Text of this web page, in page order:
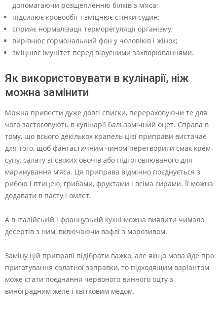
допомагаючи розщепленню білків з м’яса;
підсилює кровообіг і зміцнює стінки судин;
сприяє нормалізації терморегуляції організму;
вирівнює гормональний фон у чоловіків і жінок;
зміцнює імунітет перед вірусними захворюваннями.
Як використовувати в кулінарії, ніж
можна замінити
Можна привести дуже довгі списки, перераховуючи те для
чого застосовують в кулінарії бальзамічний оцет. Справа в
тому, що всього декількох крапель цієї приправи вистачає
для того, щоб фантастичним чином перетворити смак крем-
супу, салату зі свіжих овочів або підготовлюваного для
маринування м’яса. Ця приправа відмінно поєднується з
рибою і птицею, грибами, фруктами і всіма сирами. Її можна
додавати в пасту і омлет.
А в італійській і французькій кухні можна виявити чимало
десертів з ним, включаючи вафлі з морозивом.
Заміну цій приправі підібрати важко, але якщо мова йде про
приготування салатної заправки, то підходящим варіантом
може стати поєднання червоного винного оцту з
виноградним желе і квітковим медом.